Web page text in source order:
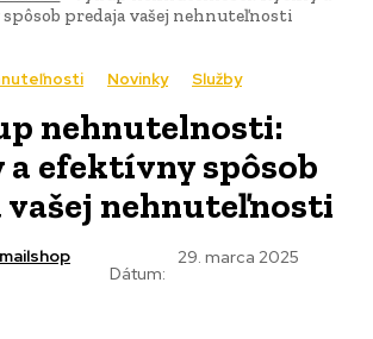
predaja vašej nehnuteľnosti
Novinky Služby
nehnutelnosti:
a efektívny spôsob
vašej nehnuteľnosti
Dátum:
29. marca 2025